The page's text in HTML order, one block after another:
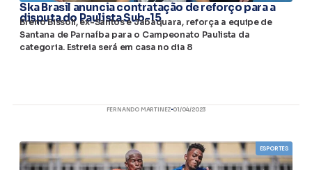
Ska Brasil anuncia contratação de reforço para a
disputa do Paulista Sub-15
Breno Bissoli, ex-Santos e Jabaquara, reforça a equipe de
Santana de Parnaíba para o Campeonato Paulista da
categoria. Estreia será em casa no dia 8
FERNANDO MARTINEZ 01/04/2023
ESPORTES